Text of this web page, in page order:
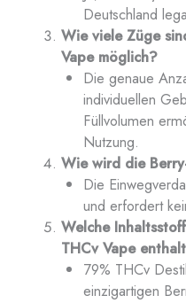
Deutschland
Wie viele Züge
Vape möglich?
Die genaue
individuellen
Füllvolumen
Nutzung.
Wie wird die
Die
und erfordert
Welche
THCv Vape
79% THCv
einzigartigen